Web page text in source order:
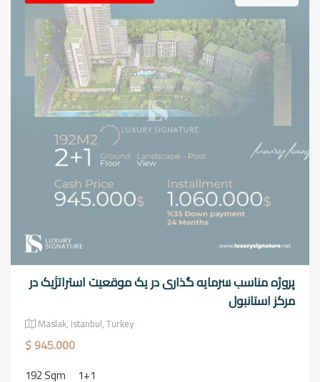
پروژه مناسب سرمایه گذاری در یک موقعیت استراتژیک در
مرکز استانبول
Maslak, Istanbul, Turkey
$ 945.000
192 Sqm 1+1